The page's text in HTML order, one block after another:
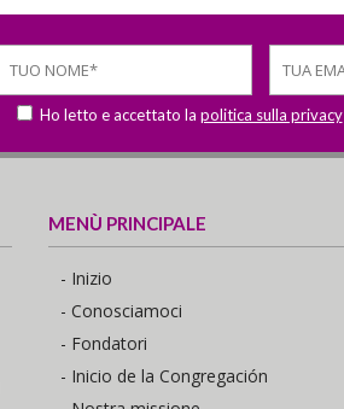
Ho letto e accettato la politica sulla privacy
MENÙ PRINCIPALE
- Inizio
- Conosciamoci
- Fondatori
- Inicio de la Congregación